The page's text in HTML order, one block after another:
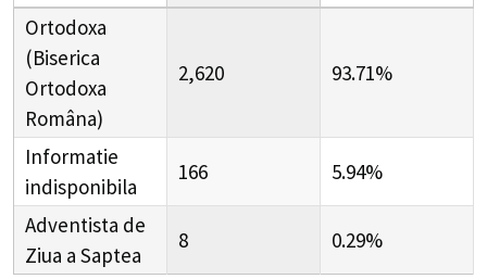
Ortodoxa
(Biserica
Ortodoxa
Româna)
2,620 93.71%
Informatie
indisponibila
166 5.94%
Adventista de
Ziua a Saptea
8 0.29%